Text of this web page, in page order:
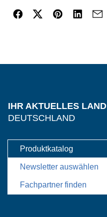
IHR AKTUELLES LAND
DEUTSCHLAND
Produktkatalog
Newsletter auswählen
Fachpartner finden